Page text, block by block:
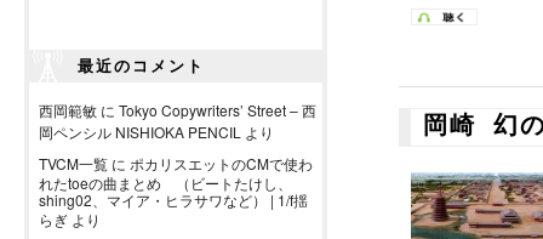
最近のコメント
西岡範敏 に Tokyo Copywriters’ Street – 西
岡ペンシル NISHIOKA PENCIL より
TVCM一覧 に ポカリスエットのCMで使わ
れたtoeの曲まとめ （ビートたけし、
shing02、マイア・ヒラサワなど） | 1/f揺
らぎ より
岡崎 幻